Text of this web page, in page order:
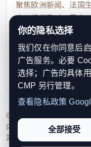
聚焦欧洲新闻、法国
点，提供及时、真实
速了解欧洲动态。
服务支持、版权与合
利通知
© 2026 新欧洲·欧洲头
内容透明度、联系方式
站点完整度。
你的隐私选择
我们仅在你同意后
广告服务。必要
选择；广告的具体
CMP 另行管理。
查看隐私政策
全部接受